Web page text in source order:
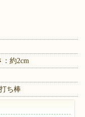
約2cm
ち棒